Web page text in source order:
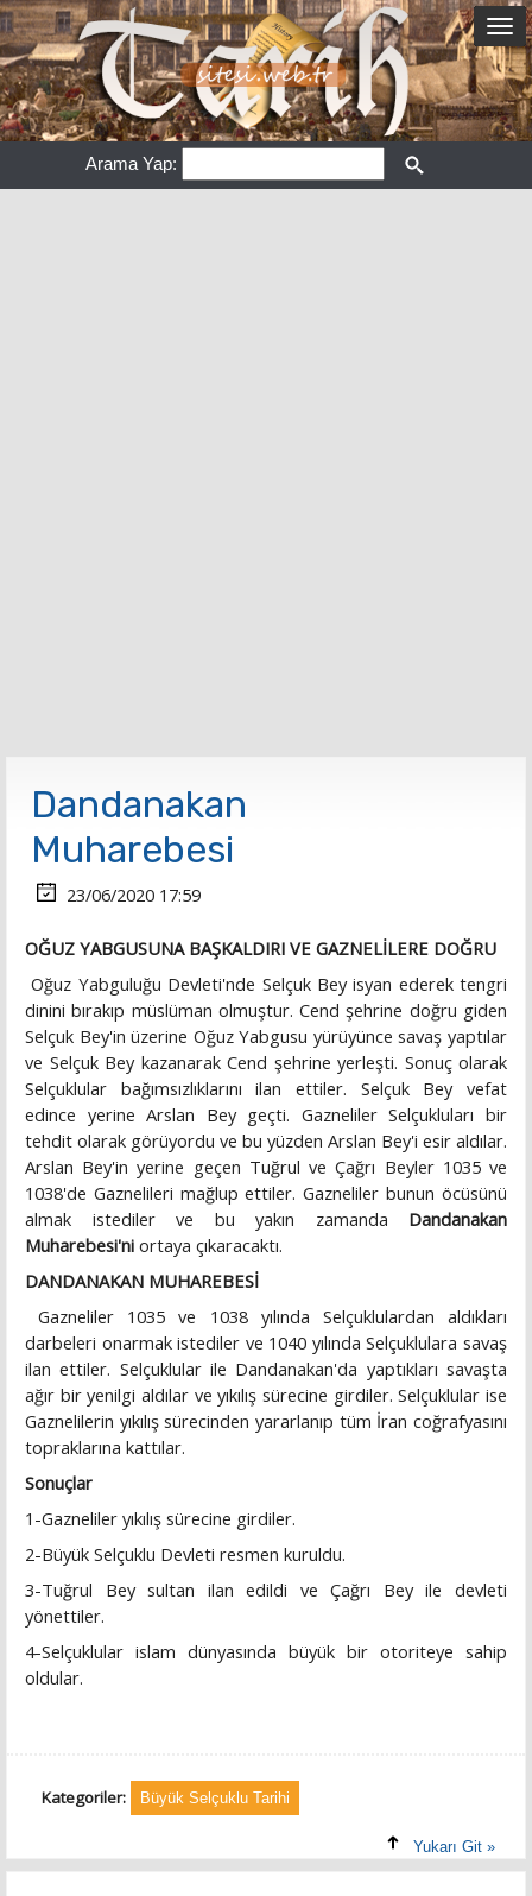
Arama Yap:
Dandanakan
Muharebesi
23/06/2020 17:59
OĞUZ YABGUSUNA BAŞKALDIRI VE GAZNELİLERE DOĞRU
Oğuz Yabguluğu Devleti'nde Selçuk Bey isyan ederek tengri
dinini bırakıp müslüman olmuştur. Cend şehrine doğru giden
Selçuk Bey'in üzerine Oğuz Yabgusu yürüyünce savaş yaptılar
ve Selçuk Bey kazanarak Cend şehrine yerleşti. Sonuç olarak
Selçuklular bağımsızlıklarını ilan ettiler. Selçuk Bey vefat
edince yerine Arslan Bey geçti. Gazneliler Selçukluları bir
tehdit olarak görüyordu ve bu yüzden Arslan Bey'i esir aldılar.
Arslan Bey'in yerine geçen Tuğrul ve Çağrı Beyler 1035 ve
1038'de Gaznelileri mağlup ettiler. Gazneliler bunun öcüsünü
almak istediler ve bu yakın zamanda Dandanakan
Muharebesi'ni ortaya çıkaracaktı.
DANDANAKAN MUHAREBESİ
Gazneliler 1035 ve 1038 yılında Selçuklulardan aldıkları
darbeleri onarmak istediler ve 1040 yılında Selçuklulara savaş
ilan ettiler. Selçuklular ile Dandanakan'da yaptıkları savaşta
ağır bir yenilgi aldılar ve yıkılış sürecine girdiler. Selçuklular ise
Gaznelilerin yıkılış sürecinden yararlanıp tüm İran coğrafyasını
topraklarına kattılar.
Sonuçlar
1-Gazneliler yıkılış sürecine girdiler.
2-Büyük Selçuklu Devleti resmen kuruldu.
3-Tuğrul Bey sultan ilan edildi ve Çağrı Bey ile devleti
yönettiler.
4-Selçuklular islam dünyasında büyük bir otoriteye sahip
oldular.
Kategoriler: Büyük Selçuklu Tarihi
Yukarı Git »